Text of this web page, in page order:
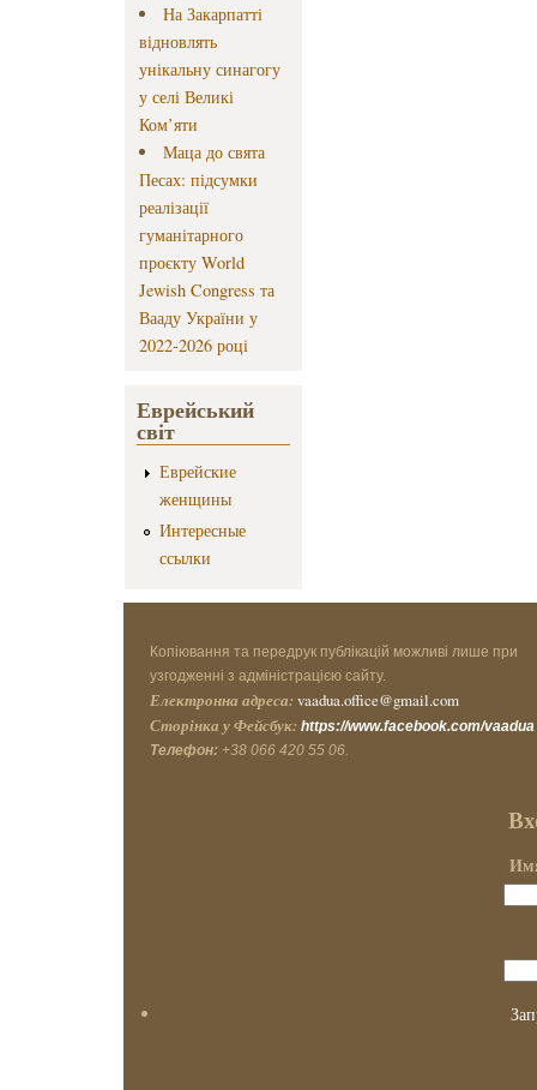
На Закарпатті
відновлять
унікальну синагогу
у селі Великі
Ком’яти
Маца до свята
Песах: підсумки
реалізації
гуманітарного
проєкту World
Jewish Congress та
Вааду України у
2022-2026 році
Еврейський
світ
Еврейские
женщины
Интересные
ссылки
Копіювання та передрук публікацій можливі лише при
узгодженні з адміністрацією сайту.
Електронна адреса: vaadua.office@gmail.com
Сторінка у Фейсбук: https://www.facebook.com/vaadua
Телефон: +38 066 420 55 06.